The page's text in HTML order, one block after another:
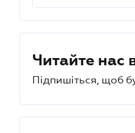
Читайте нас
Підпишіться, щоб